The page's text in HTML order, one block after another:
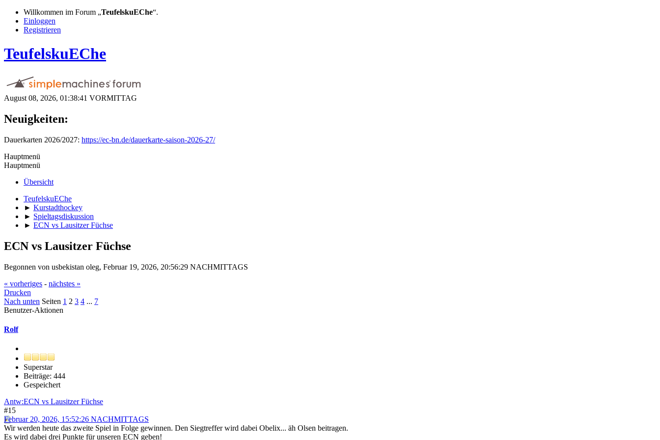
Willkommen im Forum „TeufelskuEChe“.
Einloggen
Registrieren
TeufelskuEChe
August 08, 2026, 01:38:41 VORMITTAG
Neuigkeiten:
Dauerkarten 2026/2027: https://ec-bn.de/dauerkarte-saison-2026-27/
Hauptmenü
Hauptmenü
Übersicht
TeufelskuEChe
► Kurstadthockey
► Spieltagsdiskussion
► ECN vs Lausitzer Füchse
ECN vs Lausitzer Füchse
Begonnen von usbekistan oleg, Februar 19, 2026, 20:56:29 NACHMITTAGS
« vorheriges - nächstes »
Drucken
Nach unten Seiten 1 2 3 4 ... 7
Benutzer-Aktionen
Rolf
Superstar
Beiträge: 444
Gespeichert
Antw:ECN vs Lausitzer Füchse
#15
Februar 20, 2026, 15:52:26 NACHMITTAGS
Wir werden heute das zweite Spiel in Folge gewinnen. Den Siegtreffer wird dabei Obelix... äh Olsen beitragen.
Es wird dabei drei Punkte für unseren ECN geben!